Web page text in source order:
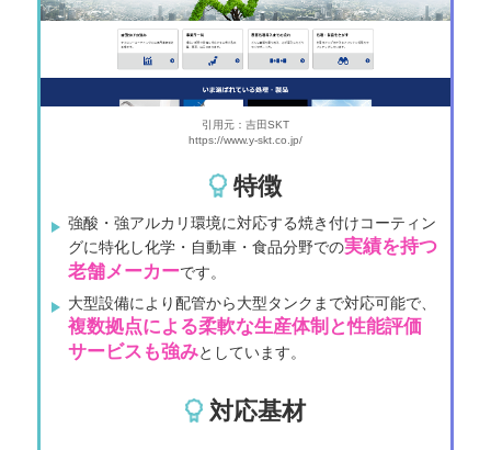
引用元：吉田SKT
https://www.y-skt.co.jp/
特徴
強酸・強アルカリ環境に対応する焼き付けコーティン
グに特化し化学・自動車・食品分野での実績を持つ
老舗メーカーです。
大型設備により配管から大型タンクまで対応可能で、
複数拠点による柔軟な生産体制と性能評価
サービスも強みとしています。
対応基材